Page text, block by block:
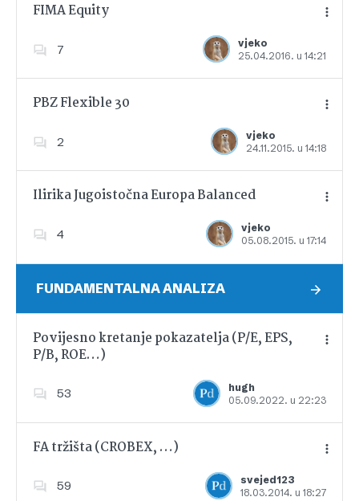
FIMA Equity
7
vjeko
25.04.2016. u 14:21
Dodajte u favorite
PBZ Flexible 30
2
vjeko
24.11.2015. u 14:18
Dodajte u favorite
Ilirika Jugoistočna Europa Balanced
4
vjeko
05.08.2015. u 17:14
Dodajte u favorite
FUNDAMENTALNA ANALIZA
Povijesno kretanje pokazatelja (P/E, EPS,
P/B, ROE…)
53
hugh
05.09.2022. u 22:23
Dodajte u favorite
FA tržišta (CROBEX, …)
59
svejed123
18.03.2014. u 18:27
Dodajte u favorite